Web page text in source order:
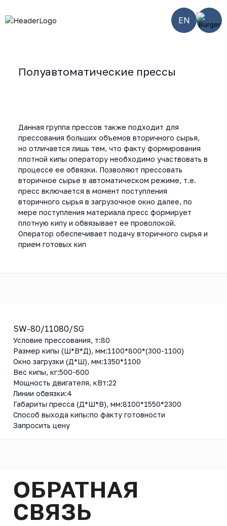
EN
Полуавтоматические прессы
Данная группа прессов также подходит для
прессования больших объемов вторичного сырья,
но отличается лишь тем, что факту формирования
плотной кипы оператору необходимо участвовать в
процессе ее обвязки. Позволяют прессовать
вторичное сырье в автоматическом режиме, т.е.
пресс включается в момент поступления
вторичного сырья в загрузочное окно далее, по
мере поступления материала пресс формирует
плотную кипу и обвязывает ее проволокой.
Оператор обеспечивает подачу вторичного сырья и
прием готовых кип
SW-80/11080/SG
Условие прессования, т:80
Размер кипы (Ш*В*Д), мм:1100*800*(300-1100)
Окно загрузки (Д*Ш), мм:1350*1100
Вес кипы, кг:500-600
Мощность двигателя, кВт:22
Линии обвязки:4
Габариты пресса (Д*Ш*В), мм:8100*1550*2300
Способ выхода кипы:по факту готовности
Запросить цену
ОБРАТНАЯ
СВЯЗЬ